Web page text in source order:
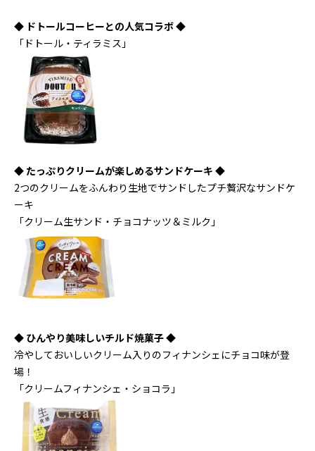
◆ ドトールコーヒーとの人気コラボ ◆
「ドトール・ティラミス」
◆ たっぷりクリームが楽しめるサンドケーキ ◆
2つのクリームをふんわり生地でサンドしたプチ贅沢なサンドケ
ーキ
「クリーム生サンド・チョコナッツ＆ミルク」
◆ ひんやり美味しいチルド焼菓子 ◆
冷やしておいしいクリーム入りのフィナンシェにチョコ味が登
場！
「クリームフィナンシェ・ショコラ」